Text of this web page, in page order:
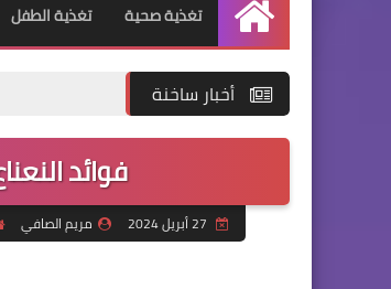
الرئيسية
تغذية صحية تغذية الطفل
أخبار ساخنة
فوائد
مريم الصافي